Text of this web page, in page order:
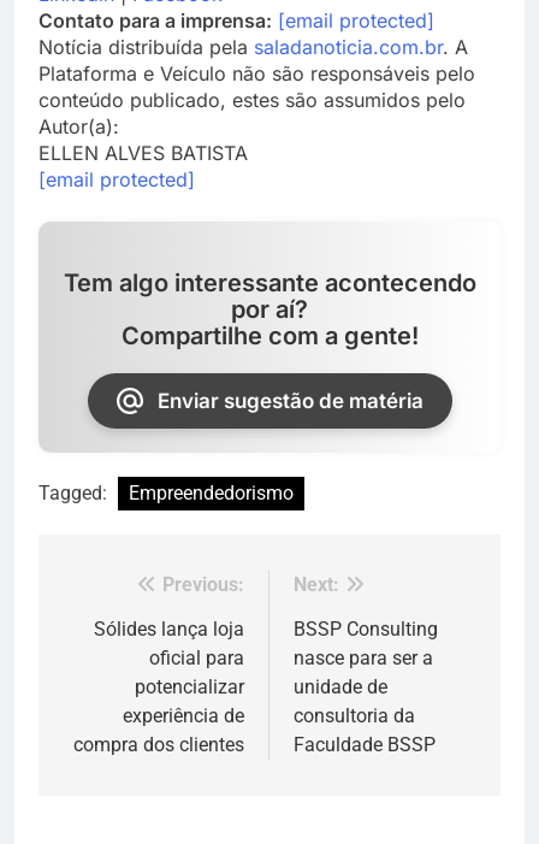
Contato para a imprensa: [email protected]
Notícia distribuída pela saladanoticia.com.br. A
Plataforma e Veículo não são responsáveis pelo
conteúdo publicado, estes são assumidos pelo
Autor(a):
ELLEN ALVES BATISTA
[email protected]
Tem algo interessante acontecendo
por aí?
Compartilhe com a gente!
Enviar sugestão de matéria
Tagged: Empreendedorismo
Navegação
Previous:
Sólides lança loja
oficial para
potencializar
experiência de
compra dos clientes
Next:
BSSP Consulting
nasce para ser a
unidade de
consultoria da
Faculdade BSSP